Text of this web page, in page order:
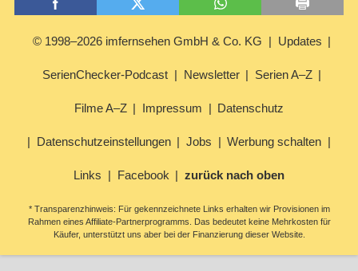
© 1998–2026 imfernsehen GmbH & Co. KG Updates
SerienChecker-Podcast Newsletter Serien A–Z
Filme A–Z Impressum Datenschutz
Datenschutzeinstellungen Jobs Werbung schalten
Links Facebook zurück nach oben
* Transparenzhinweis: Für gekennzeichnete Links erhalten wir Provisionen im
Rahmen eines Affiliate-Partnerprogramms. Das bedeutet keine Mehrkosten für
Käufer, unterstützt uns aber bei der Finanzierung dieser Website.